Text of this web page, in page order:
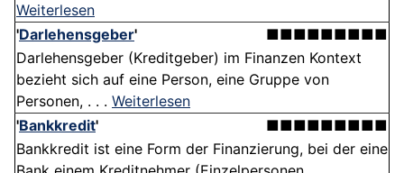
Weiterlesen
'Darlehensgeber'
■■■■■■■■■
Darlehensgeber (Kreditgeber) im Finanzen Kontext
bezieht sich auf eine Person, eine Gruppe von
Personen, . . . Weiterlesen
'Bankkredit'
■■■■■■■■■
Bankkredit ist eine Form der Finanzierung, bei der eine